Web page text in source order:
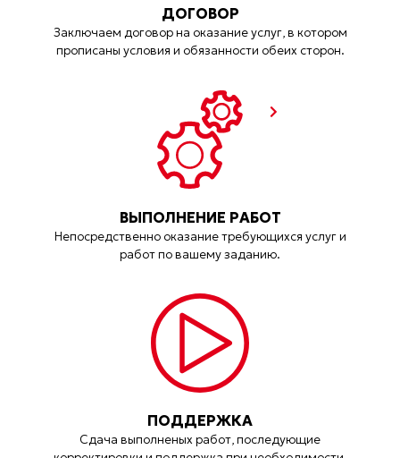
ДОГОВОР
Заключаем договор на оказание услуг, в котором
прописаны условия и обязанности обеих сторон.
ВЫПОЛНЕНИЕ РАБОТ
Непосредственно оказание требующихся услуг и
работ по вашему заданию.
ПОДДЕРЖКА
Сдача выполненых работ, последующие